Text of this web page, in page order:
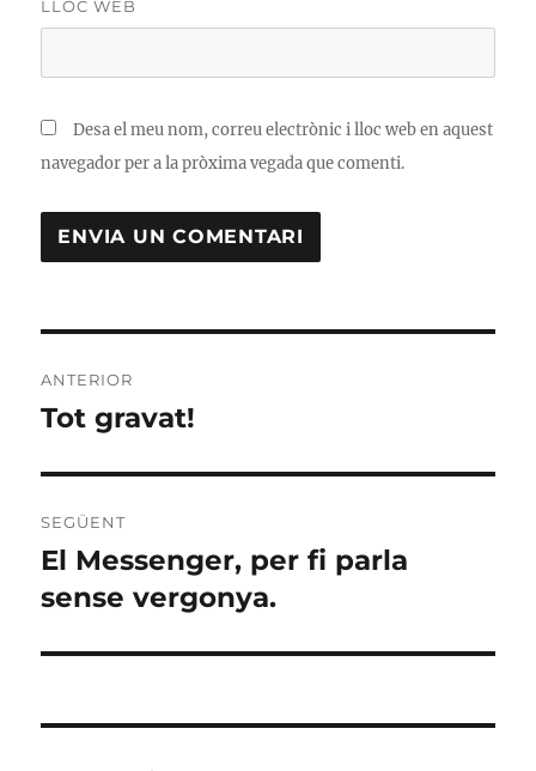
LLOC WEB
Desa el meu nom, correu electrònic i lloc web en aquest
navegador per a la pròxima vegada que comenti.
d'entrades
ANTERIOR
Entrada
Tot gravat!
SEGÜENT
Entrada
següent:
El Messenger, per fi parla
sense vergonya.